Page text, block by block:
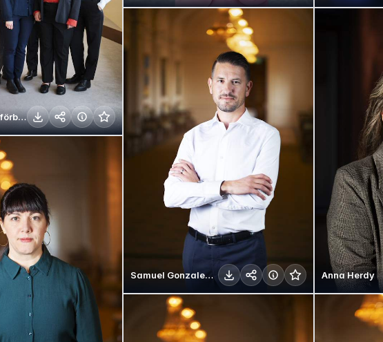
Förhandlingsförberedandegruppen
Samuel Gonzalez Westling Anna Herdy